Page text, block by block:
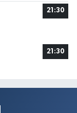
21:30
21:30